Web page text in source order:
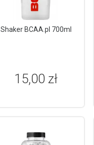
Shaker BCAA.pl 700ml
15,00 zł